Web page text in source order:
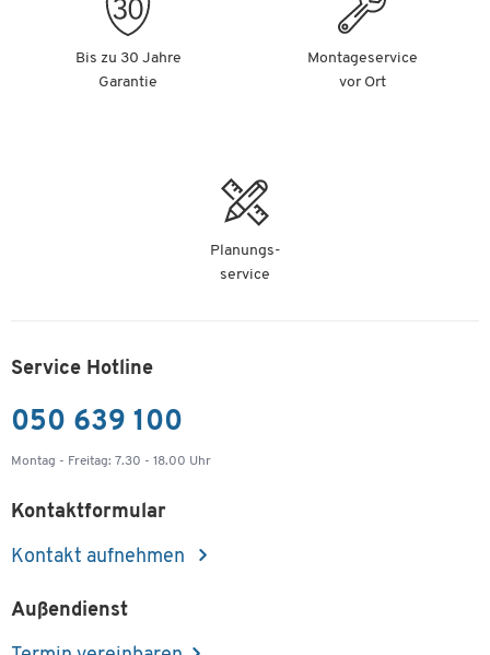
Bis zu 30 Jahre
Garantie
Montageservice
vor Ort
Planungs-
service
Service Hotline
050 639 100
Montag - Freitag: 7.30 - 18.00 Uhr
Kontaktformular
Kontakt aufnehmen
Außendienst